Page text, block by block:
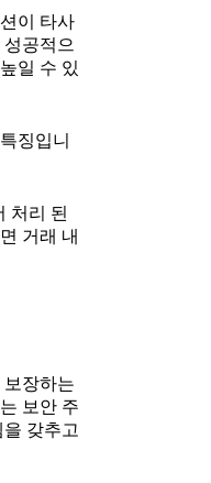
이 타사
공적으
일 수 있
징입니
처리 된
거래 내
보장하는
보안 주
갖추고